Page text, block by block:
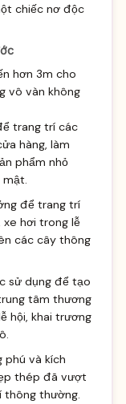
chiếc nơ độc
hơn 3m cho
vô vàn không
trang trí các
hàng, làm
phẩm nhỏ
để trang trí
xe hơi trong lễ
các cây thông
sử dụng để tạo
tâm thương
hội, khai trương
phú và kích
thép đã vượt
thông thường.